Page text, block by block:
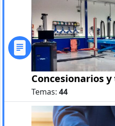
Concesionarios
Temas: 44